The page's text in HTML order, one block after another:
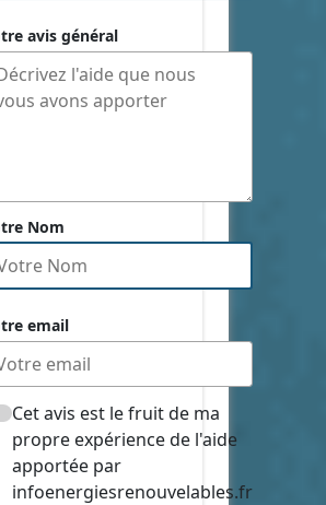
avis général
Nom
email
Cet avis est le fruit de ma
propre expérience de l'aide
apportée par
infoenergiesrenouvelables.fr